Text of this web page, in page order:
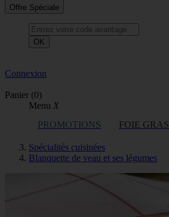
Offre Spéciale
OK
Connexion
Panier (0)
Menu X
PROMOTIONS
FOIE GRAS
Spécialités cuisinées
Blanquette de veau et ses légumes